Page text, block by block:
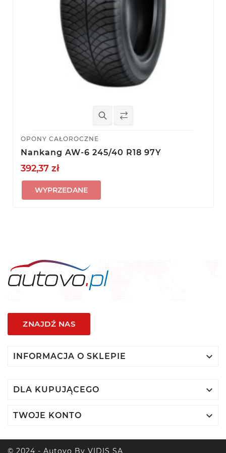
OPONY CAŁOROCZNE
Nankang AW-6 245/40 R18 97Y
392,37 zł
WYPRZEDANE
ZNAJDŹ NAS
INFORMACJA O SKLEPIE 
DLA KUPUJĄCEGO 
TWOJE KONTO 
© 2024 - Autovo By VIDIS SA